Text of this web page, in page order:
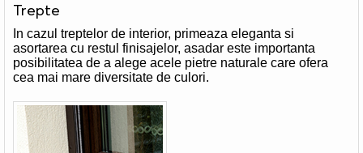
Trepte
In cazul treptelor de interior, primeaza eleganta si
asortarea cu restul finisajelor, asadar este importanta
posibilitatea de a alege acele pietre naturale care ofera
cea mai mare diversitate de culori.